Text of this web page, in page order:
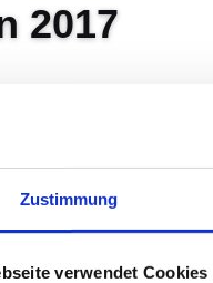
Zustimmung
verwendet Cookies
2017